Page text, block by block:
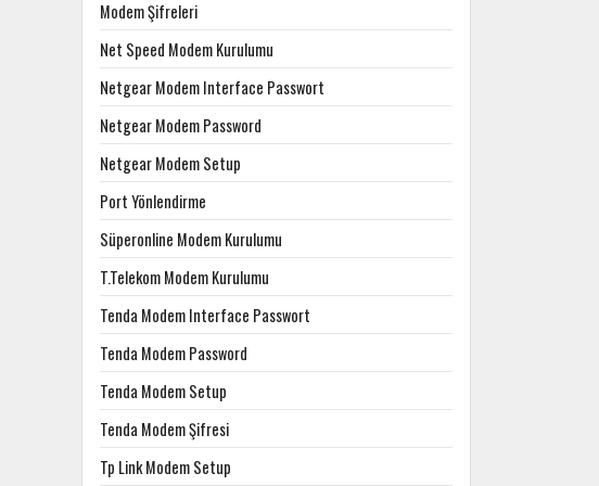
Modem Şifreleri
Net Speed Modem Kurulumu
Netgear Modem Interface Passwort
Netgear Modem Password
Netgear Modem Setup
Port Yönlendirme
Süperonline Modem Kurulumu
T.Telekom Modem Kurulumu
Tenda Modem Interface Passwort
Tenda Modem Password
Tenda Modem Setup
Tenda Modem Şifresi
Tp Link Modem Setup